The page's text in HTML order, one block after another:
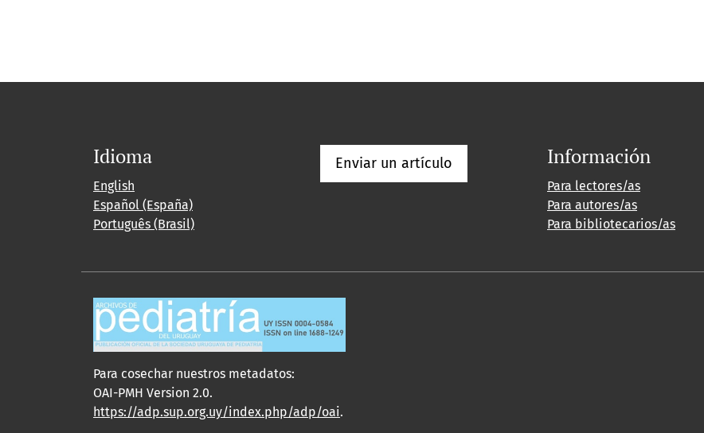
Idioma
English
Español (España)
Português (Brasil)
Enviar un artículo Información
Para lectores/as
Para autores/as
Para bibliotecarios/as
Para cosechar nuestros metadatos:
OAI-PMH Version 2.0.
https://adp.sup.org.uy/index.php/adp/oai.